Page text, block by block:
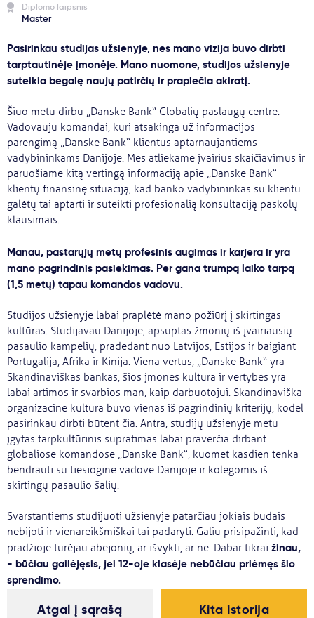
Diplomo laipsnis
Master
Pasirinkau studijas užsienyje, nes mano vizija buvo dirbti
tarptautinėje įmonėje. Mano nuomone, studijos užsienyje
suteikia begalę naujų patirčių ir praplečia akiratį.
Šiuo metu dirbu „Danske Bank“ Globalių paslaugų centre.
Vadovauju komandai, kuri atsakinga už informacijos
parengimą „Danske Bank“ klientus aptarnaujantiems
vadybininkams Danijoje. Mes atliekame įvairius skaičiavimus ir
paruošiame kitą vertingą informaciją apie „Danske Bank“
klientų finansinę situaciją, kad banko vadybininkas su klientu
galėtų tai aptarti ir suteikti profesionalią konsultaciją paskolų
klausimais.
Manau, pastarųjų metų profesinis augimas ir karjera ir yra
mano pagrindinis pasiekimas. Per gana trumpą laiko tarpą
(1,5 metų) tapau komandos vadovu.
Studijos užsienyje labai praplėtė mano požiūrį į skirtingas
kultūras. Studijavau Danijoje, apsuptas žmonių iš įvairiausių
pasaulio kampelių, pradedant nuo Latvijos, Estijos ir baigiant
Portugalija, Afrika ir Kinija. Viena vertus, „Danske Bank“ yra
Skandinaviškas bankas, šios įmonės kultūra ir vertybės yra
labai artimos ir svarbios man, kaip darbuotojui. Skandinaviška
organizacinė kultūra buvo vienas iš pagrindinių kriterijų, kodėl
pasirinkau dirbti būtent čia. Antra, studijų užsienyje metu
įgytas tarpkultūrinis supratimas labai praverčia dirbant
globaliose komandose „Danske Bank“, kuomet kasdien tenka
bendrauti su tiesiogine vadove Danijoje ir kolegomis iš
skirtingų pasaulio šalių.
Svarstantiems studijuoti užsienyje patarčiau jokiais būdais
nebijoti ir vienareikšmiškai tai padaryti. Galiu prisipažinti, kad
pradžioje turėjau abejonių, ar išvykti, ar ne. Dabar tikrai žinau,
- būčiau gailėjęsis, jei 12-oje klasėje nebūčiau priėmęs šio
sprendimo.
Atgal į sąrašą Kita istorija